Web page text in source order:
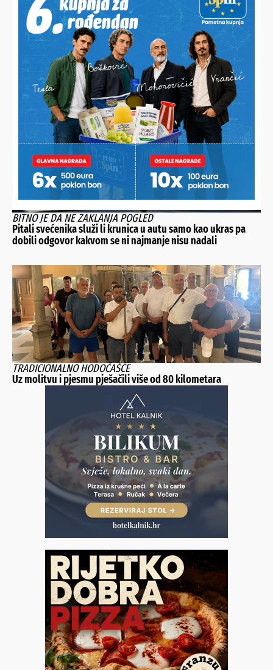
GODIŠNJE ŽUPNO KLANJANJE
Na blagdan Božjeg lica vjernicima koji proživljavaju tegobe
podijeljen sakrament bolesničkog pomazanja
BITNO JE DA NE ZAKLANJA POGLED
Pitali svećenika služi li krunica u autu samo kao ukras pa
dobili odgovor kakvom se ni najmanje nisu nadali
TRADICIONALNO HODOČAŠĆE
Uz molitvu i pjesmu pješačili više od 80 kilometara